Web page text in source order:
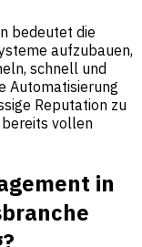
bedeutet die
aufzubauen,
schnell und
Automatisierung
Reputation zu
vollen
in